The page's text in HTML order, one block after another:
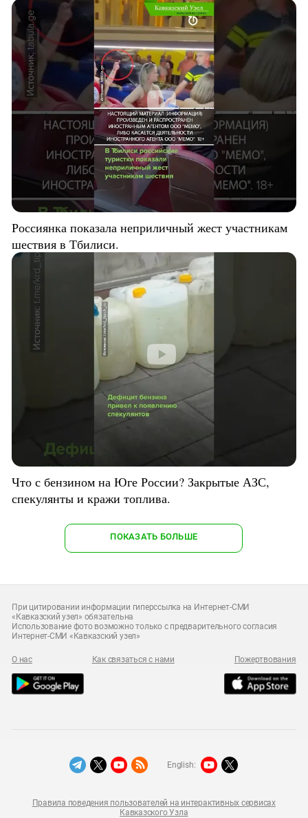
Россиянка показала неприличный жест участникам
шествия в Тбилиси.
Что с бензином на Юге России? Закрытые АЗС,
спекулянты и кражи топлива.
ПОКАЗАТЬ БОЛЬШЕ
При цитировании информации гиперссылка на Интернет-СМИ
«Кавказский узел» обязательна
Использование фото возможно только с предварительного согласия
Интернет-СМИ «Кавказский узел»
О нас Как связаться с нами Пожертвования
Правила поведения пользователей на интерактивных сервисах
Кавказского Узла
English: